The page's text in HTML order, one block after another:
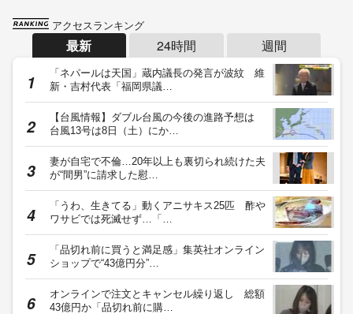
アクセスランキング
最新 24時間 週間
「ネパールは天国」蔵内議長の発言が波紋 維
新・吉村代表「福岡県議…
【台風情報】ダブル台風の今後の進路予想は
台風13号は8日（土）にか…
妻が自宅で不倫…20年以上も裏切られ続けた夫
が“間男”に請求した慰…
「うわ、生きてる」動くアニサキス25匹 酢や
ワサビでは死滅せず…「…
「品切れ前に買うと満足感」集英社オンライン
ショップで“43億円分”…
オンラインで注文とキャンセル繰り返し 総額
43億円か「品切れ前に購…